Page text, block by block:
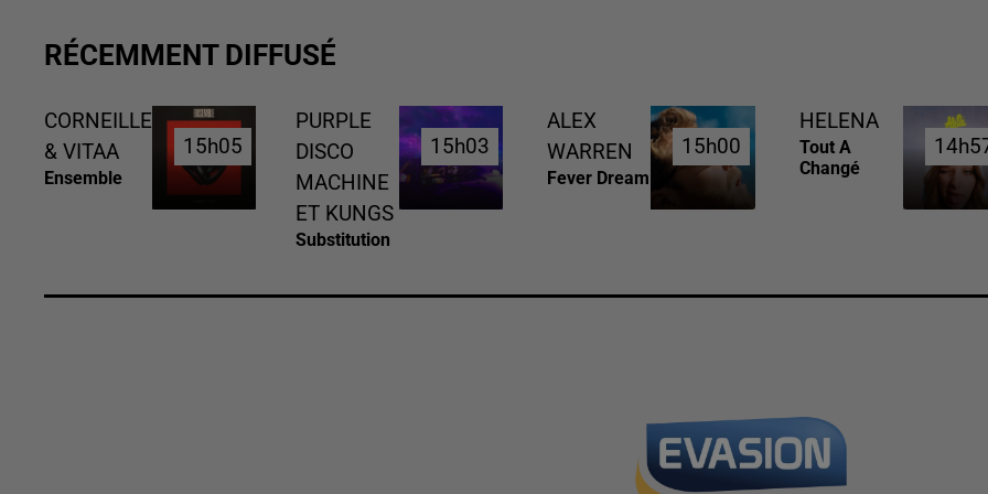
RÉCEMMENT DIFFUSÉ
CORNEILLE
& VITAA
Ensemble
15h05
15h05
PURPLE
DISCO
MACHINE
ET KUNGS
Substitution
15h03
15h03
ALEX
WARREN
Fever Dream
15h00
15h00
HELENA
Tout A
Changé